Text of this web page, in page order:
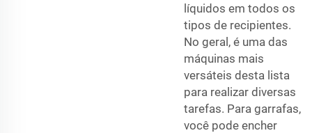
líquidos em todos os
tipos de recipientes.
No geral, é uma das
máquinas mais
versáteis desta lista
para realizar diversas
tarefas. Para garrafas,
você pode encher